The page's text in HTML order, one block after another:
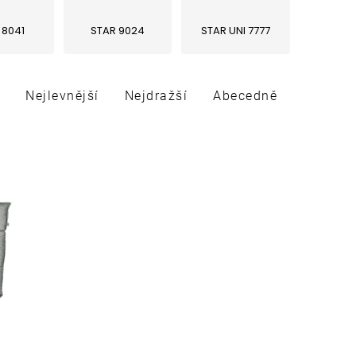
STAR 9024 STAR UNI 7777
Nejlevnější Nejdražší Abecedně